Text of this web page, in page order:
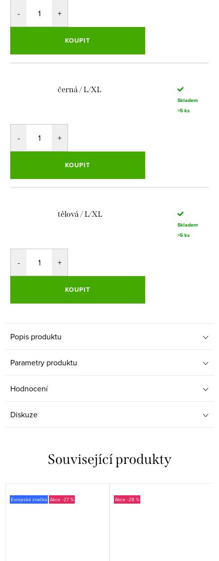
KOUPIT
černá / L/XL
Skladem
>5 ks
KOUPIT
tělová / L/XL
Skladem
>5 ks
KOUPIT
Popis produktu
Parametry produktu
Hodnocení
Diskuze
Související produkty
Evropská značka -27 % -28 %